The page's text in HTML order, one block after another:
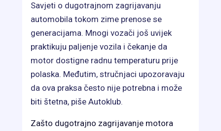
Savjeti o dugotrajnom zagrijavanju
automobila tokom zime prenose se
generacijama. Mnogi vozači još uvijek
praktikuju paljenje vozila i čekanje da
motor dostigne radnu temperaturu prije
polaska. Međutim, stručnjaci upozoravaju
da ova praksa često nije potrebna i može
biti štetna, piše Autoklub.
Zašto dugotrajno zagrijavanje motora